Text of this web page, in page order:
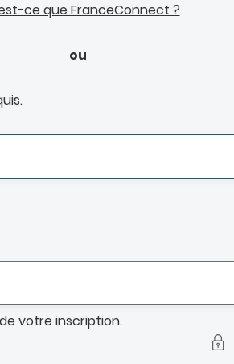
ce que FranceConnect ?
ou
votre inscription.